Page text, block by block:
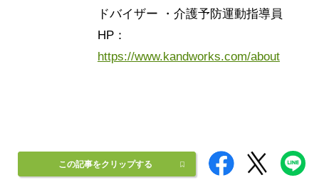
ドバイザー ・介護予防運動指導員
HP：
https://www.kandworks.com/about
この記事をクリップする